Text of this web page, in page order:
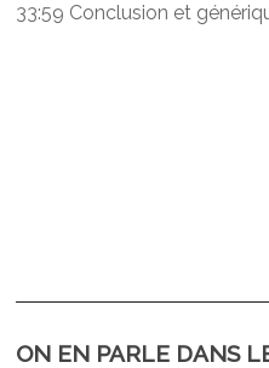
33:59 Conclusion et
ON EN PARLE DANS